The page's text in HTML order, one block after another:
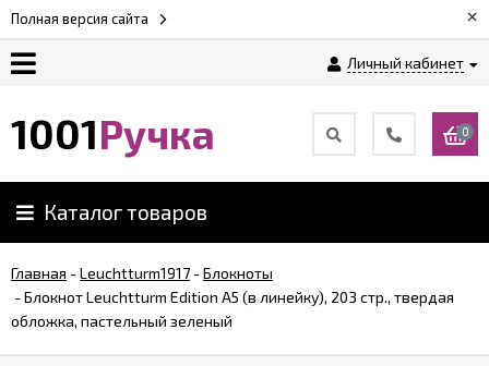
Полная версия сайта ×
Личный кабинет
Возврат
1001Ручка 0
Каталог товаров
Главная -Leuchtturm1917 -Блокноты
-Блокнот Leuchtturm Edition А5 (в линейку), 203 стр., твердая
обложка, пастельный зеленый